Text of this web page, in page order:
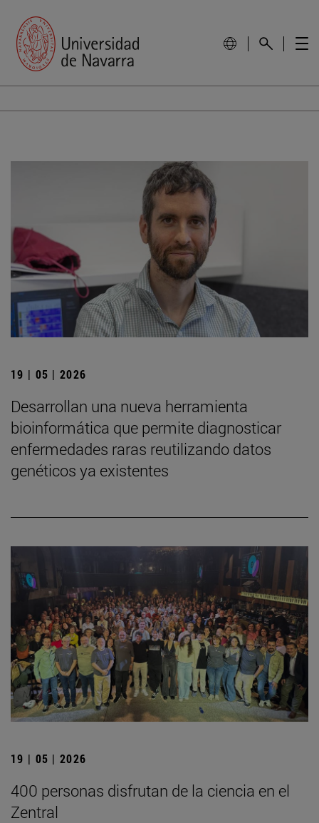
19 | 05 | 2026
Desarrollan una nueva herramienta
bioinformática que permite diagnosticar
enfermedades raras reutilizando datos
genéticos ya existentes
19 | 05 | 2026
400 personas disfrutan de la ciencia en el
Zentral